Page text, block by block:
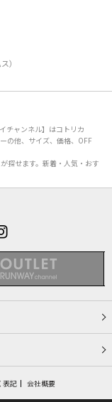
）
チャンネル】はコトリカ
の他、サイズ、価格、OFF
探せます。新着・人気・おす
表記 会社概要